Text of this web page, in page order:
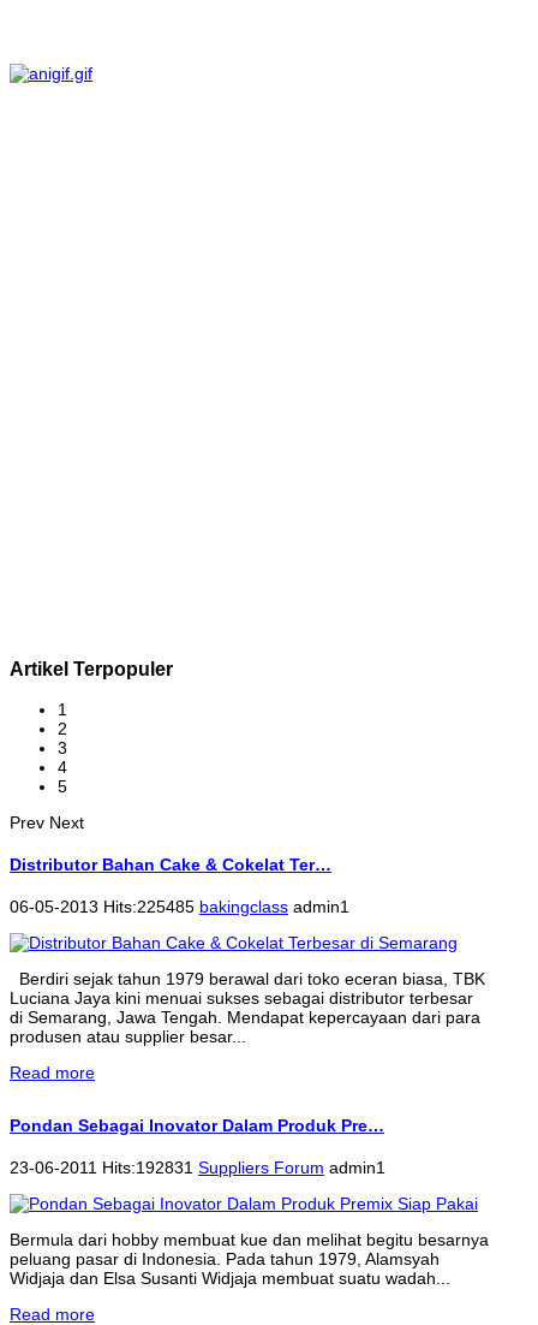
Artikel Terpopuler
1
2
3
4
5
Prev Next
Distributor Bahan Cake & Cokelat Ter…
06-05-2013 Hits:225485 bakingclass admin1
Berdiri sejak tahun 1979 berawal dari toko eceran biasa, TBK
Luciana Jaya kini menuai sukses sebagai distributor terbesar
di Semarang, Jawa Tengah. Mendapat kepercayaan dari para
produsen atau supplier besar...
Read more
Pondan Sebagai Inovator Dalam Produk Pre…
23-06-2011 Hits:192831 Suppliers Forum admin1
Bermula dari hobby membuat kue dan melihat begitu besarnya
peluang pasar di Indonesia. Pada tahun 1979, Alamsyah
Widjaja dan Elsa Susanti Widjaja membuat suatu wadah...
Read more